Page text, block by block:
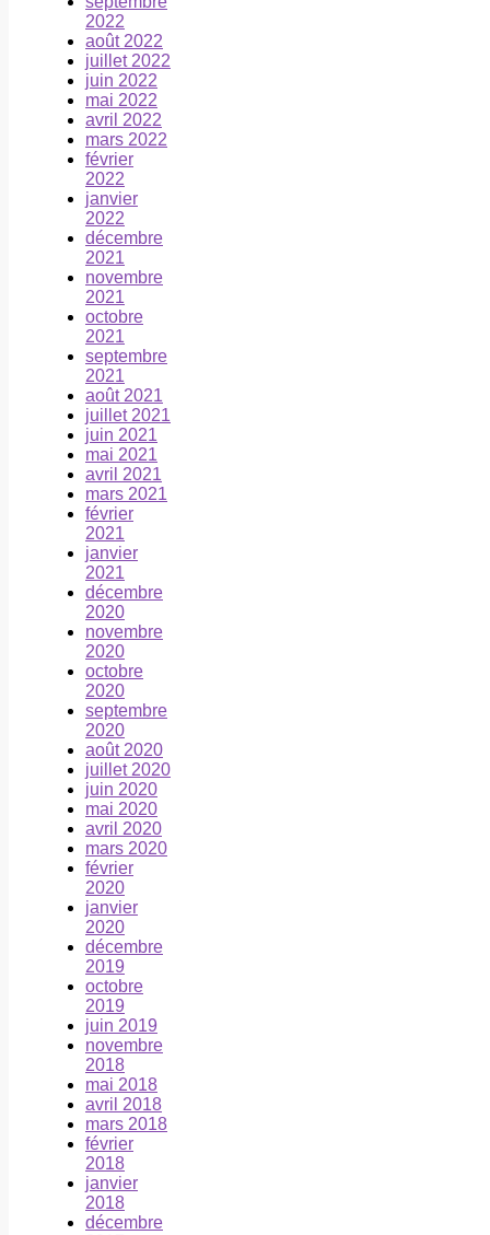
2022
août 2022
juillet 2022
juin 2022
mai 2022
avril 2022
mars 2022
février
2022
janvier
2022
décembre
2021
novembre
2021
octobre
2021
septembre
2021
août 2021
juillet 2021
juin 2021
mai 2021
avril 2021
mars 2021
février
2021
janvier
2021
décembre
2020
novembre
2020
octobre
2020
septembre
2020
août 2020
juillet 2020
juin 2020
mai 2020
avril 2020
mars 2020
février
2020
janvier
2020
décembre
2019
octobre
2019
juin 2019
novembre
2018
mai 2018
avril 2018
mars 2018
février
2018
janvier
2018
décembre